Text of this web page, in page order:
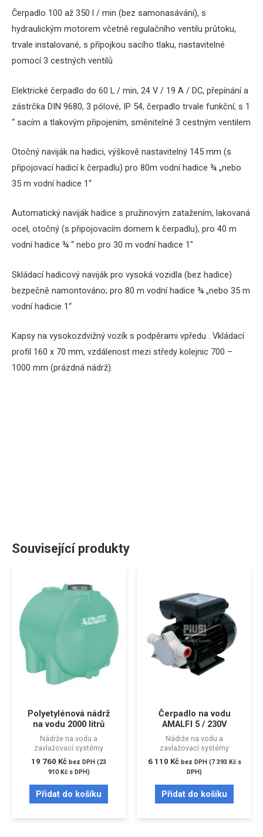
Čerpadlo 100 až 350 l / min (bez samonasávání), s
hydraulickým motorem včetně regulačního ventilu průtoku,
trvale instalované, s přípojkou sacího tlaku, nastavitelné
pomocí 3 cestných ventilů
Elektrické čerpadlo do 60 L / min, 24 V / 19 A / DC, přepínání a
zástrčka DIN 9680, 3 pólové, IP 54, čerpadlo trvale funkční, s 1
“ sacím a tlakovým připojením, směnitelné 3 cestným ventilem
Otočný naviják na hadici, výškově nastavitelný 145 mm (s
připojovací hadicí k čerpadlu) pro 80m vodní hadice ¾ „nebo
35 m vodní hadice 1“
Automatický naviják hadice s pružinovým zatažením, lakovaná
ocel, otočný (s připojovacím domem k čerpadlu), pro 40 m
vodní hadice ¾ “ nebo pro 30 m vodní hadice 1″
Skládací hadicový naviják pro vysoká vozidla (bez hadice)
bezpečně namontováno; pro 80 m vodní hadice ¾ „nebo 35 m
vodní hadicie 1“
Kapsy na vysokozdvižný vozík s podpěrami vpředu . Vkládací
profil 160 x 70 mm, vzdálenost mezi středy kolejnic 700 –
1000 mm (prázdná nádrž).
Související produkty
Polyetylénová nádrž
na vodu 2000 litrů
Nádrže na vodu a
zavlažovací systémy
19 760 Kč bez DPH (23
910Kčs DPH)
Přidat do košíku
Čerpadlo na vodu
AMALFI 5 / 230V
Nádrže na vodu a
zavlažovací systémy
6 110 Kč bez DPH (7 393 Kčs
DPH)
Přidat do košíku